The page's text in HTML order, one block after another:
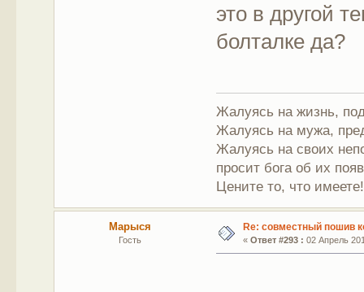
это в другой
болталке да?
Жалуясь на жизнь,
Жалуясь на мужа,
Жалуясь на своих
просит бога об их
Цените то, что имеете!
Марыся
Гость
Re: совместный пошив
« Ответ #293 : 02 Апрель